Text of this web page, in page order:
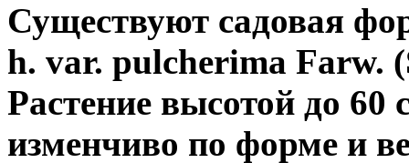
Существуют садовая
h. var. pulcherima Farw.
Растение высотой до 60
изменчиво по форме и